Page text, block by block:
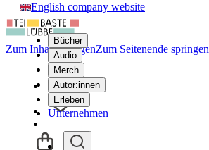
English company website
Bücher
Audio
Merch
Autor:innen
Erleben
Unternehmen
Zum Inhalt springenZum Seitenende springen